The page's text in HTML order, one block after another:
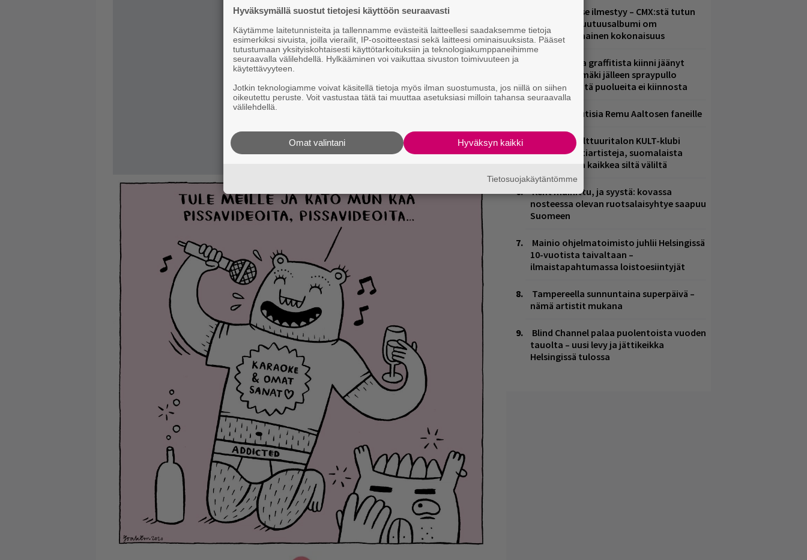
Huomenna se ilmestyy – CMX:stä tutun
A.W. Yrjänän uutuusalbumi om
mammuttimainen kokonaisuus
Laittomasta graffitista kiinni jäänyt
Paavo Arhinmäki jälleen spraypullo
kädessä – näitä puolueita ei kiinnosta
Mainioita uutisia Remu Aaltosen faneille
Helsingin Kulttuuritalon KULT-klubi
tarjoaa kulttiartisteja, suomalaista
osaamista ja kaikkea siltä väliltä
Kent mainittu, ja syystä: kovassa
nosteessa olevan ruotsalaisyhtye saapuu
Suomeen
Mainio ohjelmatoimisto juhlii Helsingissä
10-vuotista taivaltaan –
ilmaistapahtumassa loistoesiintyjät
Tampereella sunnuntaina superpäivä –
nämä artistit mukana
Blind Channel palaa puolentoista vuoden
tauolta – uusi levy ja jättikeikka
Helsingissä tulossa
Hyväksymällä suostut tietojesi käyttöön seuraavasti
Käytämme laitetunnisteita ja tallennamme evästeitä laitteellesi saadaksemme tietoja
esimerkiksi sivuista, joilla vierailit, IP-osoitteestasi sekä laitteesi ominaisuuksista. Pääset
tutustumaan yksityiskohtaisesti käyttötarkoituksiin ja teknologiakumppaneihimme
seuraavalla välilehdellä. Hylkääminen voi vaikuttaa sivuston toimivuuteen ja
käytettävyyteen.
Jotkin teknologiamme voivat käsitellä tietoja myös ilman suostumusta, jos niillä on siihen
oikeutettu peruste. Voit vastustaa tätä tai muuttaa asetuksiasi milloin tahansa seuraavalla
välilehdellä.
Hyväksyn kaikki
Omat valintani
Tietosuojakäytäntömme